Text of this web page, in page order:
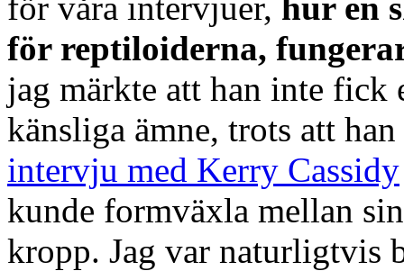
för reptiloiderna,
jag märkte att han inte
känsliga ämne, trots att
intervju med Kerry Cassidy
kunde formväxla mellan
kropp. Jag var naturligtvis